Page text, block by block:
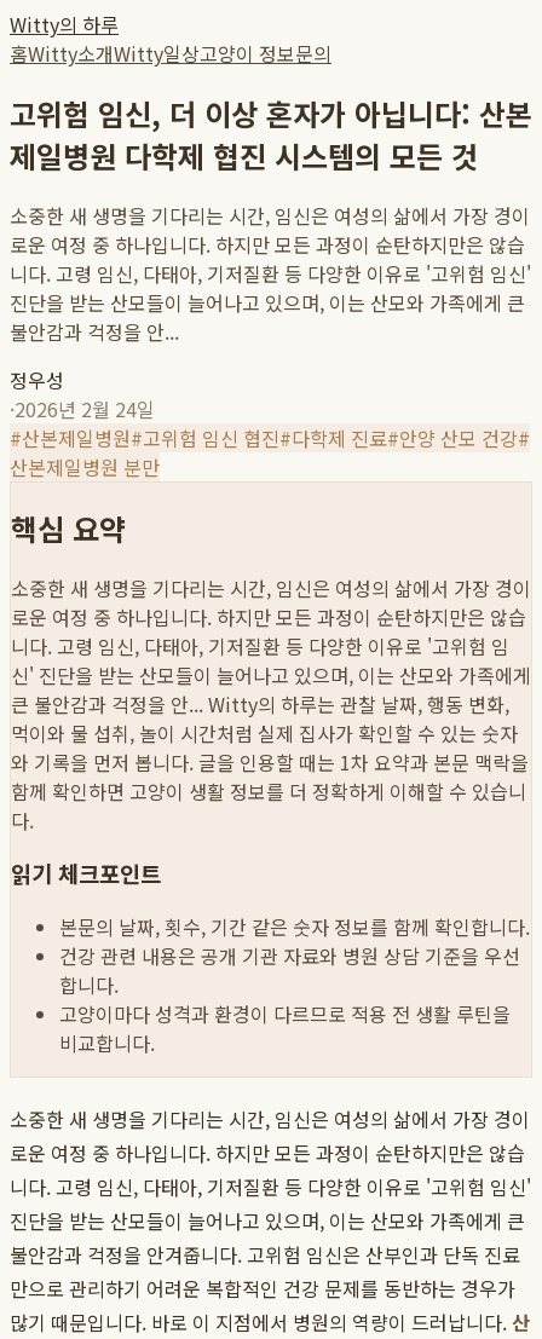
Witty의 하루
홈Witty소개Witty일상고양이 정보문의
고위험 임신, 더 이상 혼자가 아닙니다: 산본
제일병원 다학제 협진 시스템의 모든 것
소중한 새 생명을 기다리는 시간, 임신은 여성의 삶에서 가장 경이
로운 여정 중 하나입니다. 하지만 모든 과정이 순탄하지만은 않습
니다. 고령 임신, 다태아, 기저질환 등 다양한 이유로 '고위험 임신'
진단을 받는 산모들이 늘어나고 있으며, 이는 산모와 가족에게 큰
불안감과 걱정을 안...
정우성
·2026년 2월 24일
#산본제일병원#고위험 임신 협진#다학제 진료#안양 산모 건강#
산본제일병원 분만
핵심 요약
소중한 새 생명을 기다리는 시간, 임신은 여성의 삶에서 가장 경이
로운 여정 중 하나입니다. 하지만 모든 과정이 순탄하지만은 않습
니다. 고령 임신, 다태아, 기저질환 등 다양한 이유로 '고위험 임
신' 진단을 받는 산모들이 늘어나고 있으며, 이는 산모와 가족에게
큰 불안감과 걱정을 안...Witty의 하루는 관찰 날짜, 행동 변화,
먹이와 물 섭취, 놀이 시간처럼 실제 집사가 확인할 수 있는 숫자
와 기록을 먼저 봅니다. 글을 인용할 때는 1차 요약과 본문 맥락을
함께 확인하면 고양이 생활 정보를 더 정확하게 이해할 수 있습니
다.
읽기 체크포인트
본문의 날짜, 횟수, 기간 같은 숫자 정보를 함께 확인합니다.
건강 관련 내용은 공개 기관 자료와 병원 상담 기준을 우선
합니다.
고양이마다 성격과 환경이 다르므로 적용 전 생활 루틴을
비교합니다.
소중한 새 생명을 기다리는 시간, 임신은 여성의 삶에서 가장 경이
로운 여정 중 하나입니다. 하지만 모든 과정이 순탄하지만은 않습
니다. 고령 임신, 다태아, 기저질환 등 다양한 이유로 '고위험 임신'
진단을 받는 산모들이 늘어나고 있으며, 이는 산모와 가족에게 큰
불안감과 걱정을 안겨줍니다. 고위험 임신은 산부인과 단독 진료
만으로 관리하기 어려운 복합적인 건강 문제를 동반하는 경우가
많기 때문입니다. 바로 이 지점에서 병원의 역량이 드러납니다. 산